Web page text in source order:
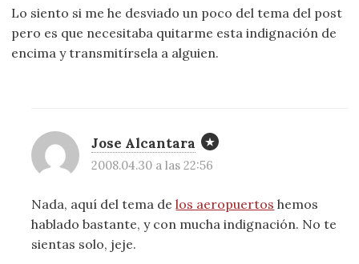
Lo siento si me he desviado un poco del tema del post
pero es que necesitaba quitarme esta indignación de
encima y transmitírsela a alguien.
Jose Alcantara
2008.04.30 a las 22:56
Nada, aquí del tema delos aeropuertos hemos
hablado bastante, y con mucha indignación. No te
sientas solo, jeje.